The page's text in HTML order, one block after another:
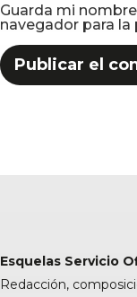
Guarda mi
navegador para
Esquelas Servicio
Redacción,